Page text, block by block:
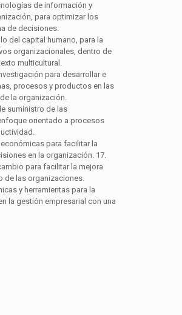
de información y
para optimizar los
de decisiones.
del capital humano, para la
organizacionales, dentro de
multicultural.
para desarrollar e
procesos y productos en las
la organización.
suministro de las
orientado a procesos
para facilitar la
en la organización. 17.
para facilitar la mejora
de las organizaciones.
y herramientas para la
la gestión empresarial con una